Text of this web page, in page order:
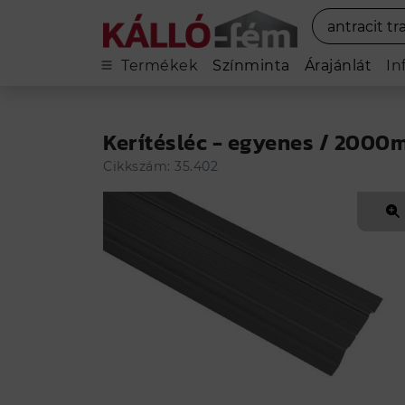
Termékek Színminta Árajánlát
Kerítésléc - egyenes /
Cikkszám: 35.402
Termékleírás Szerelési
Ennek aKerítésléc - egyenes
Ha kézben szeretné tartani a színt és
E festett acél alapanyagból készült
I. osztály
még több